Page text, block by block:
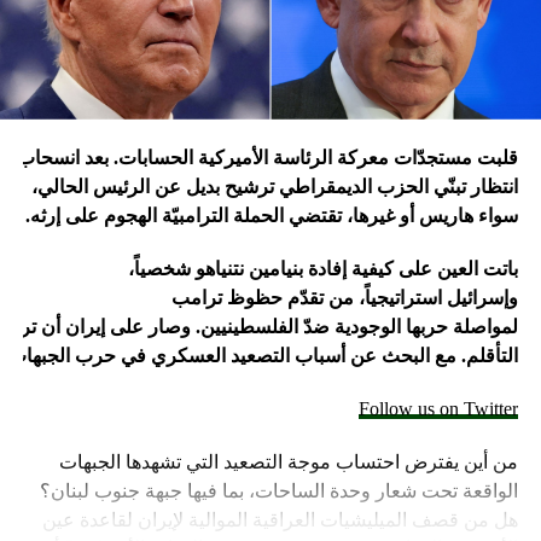
سفارة طهران في دمشق قتل فيها 16 شخصًا منهم مسؤول
إيراني كبير في فيلق القدس.
وتسود حالة من التوترات الأمنية في إسرائيل بعد أن أعلنت
اغتيال القائد العسكري البارز بـ”الحزب” فؤاد شكر في غارة
جوية على مبنى في ضاحية بيروت الجنوبية، قبل أن يعلن الحزب
اغتياله مساء الأربعاء.
وبعدها بساعات أعلنت “حماس” اغتيال إسرائيل رئيس مكتبها
السياسي إسماعيل هنية بغارة إسرائيلية استهدفت مقر إقامته
في طهران التي وصلها للمشاركة في حفل تنصيب الرئيس
الإيراني الجديد مسعود بزشكيان.
أبرزها “الحزب”، مع الجيش الإسرائيلي قصفا يوميا عبر “الخط
الأزرق” الفاصل، أسفر عن مئات القتلى والجرحى معظمهم في
الجانب اللبناني.
وترهن الفصائل وقف القصف بإنهاء إسرائيل حربا تشنها بدعم
قلبت مستجدّات معركة الرئاسة الأميركية الحسابات. بعد انسحاب
انتظار تبنّي الحزب الديمقراطي ترشيح بديل عن الرئيس الحالي،
سواء هاريس أو غيرها، تقتضي الحملة الترامبيّة الهجوم على إرثه.
باتت العين على كيفية إفادة بنيامين نتنياهو شخصياً،
وإسرائيل استراتيجياً، من تقدّم حظوظ ترامب
لمواصلة حربها الوجودية ضدّ الفلسطينيين. وصار على إيران أن
التأقلم. مع البحث عن أسباب التصعيد العسكري في حرب الجبهات
Follow us on Twitter
من أين يفترض احتساب موجة التصعيد التي تشهدها الجبهات
الواقعة تحت شعار وحدة الساحات، بما فيها جبهة جنوب لبنان؟
هل من قصف الميليشيات العراقية الموالية لإيران لقاعدة عين